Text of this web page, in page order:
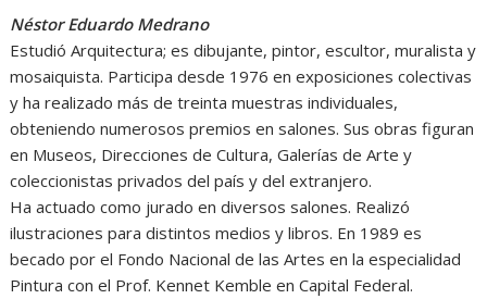
Néstor Eduardo Medrano
Estudió Arquitectura; es dibujante, pintor, escultor, muralista y
mosaiquista. Participa desde 1976 en exposiciones colectivas
y ha realizado más de treinta muestras individuales,
obteniendo numerosos premios en salones. Sus obras figuran
en Museos, Direcciones de Cultura, Galerías de Arte y
coleccionistas privados del país y del extranjero.
Ha actuado como jurado en diversos salones. Realizó
ilustraciones para distintos medios y libros. En 1989 es
becado por el Fondo Nacional de las Artes en la especialidad
Pintura con el Prof. Kennet Kemble en Capital Federal.